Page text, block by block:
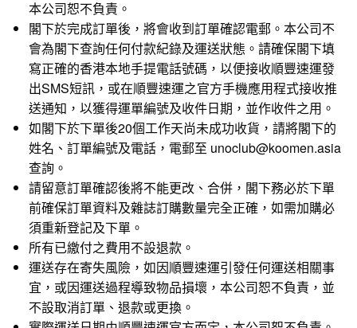
本公司恕不負責。
閣下於完成訂單後，將會收到訂單確認電郵。本公司不
會為閣下查詢任何付款紀錄及運送狀態。請確保閣下填
寫正確的香港本地手提電話號碼，以便接收順豐速運發
出SMS短訊，或在順豐速運之官方手機應用程式接收推
送通知，以獲得運單編號及收件日期，並作收件之用。
如閣下於下單後20個工作天尚未成功收貨，請將閣下的
姓名、訂單編號及電話，電郵至 unoclub@koomen.asia
查詢。
請留意訂單確認後將不能更改、合併，閣下務必於下單
前確保訂單資料及雜誌訂購數量完全正確，如需加購必
須重新登記及下單。
所有已繳付之費用不設退款。
運送存在寄失風險，如因順豐速運引發任何運送相關事
宜，或因運送過程導致物品損壞，本公司恕不負責，並
不設取消訂單、退款或更換。